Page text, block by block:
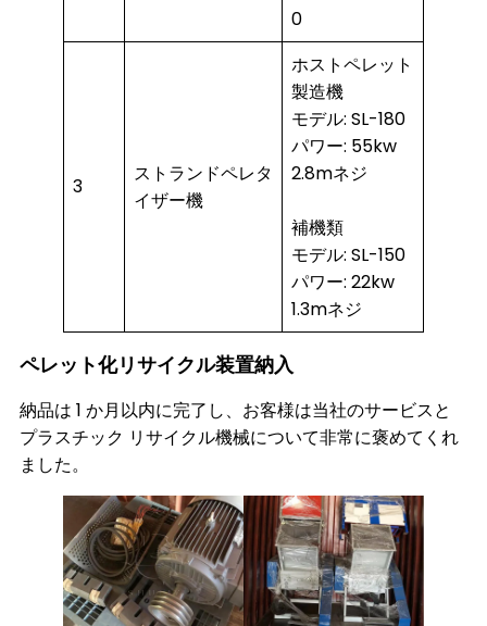
0
3
ストランドペレタ
イザー機
ホストペレット
製造機
モデル: SL-180
パワー: 55kw
2.8mネジ
補機類
モデル: SL-150
パワー: 22kw
1.3mネジ
ペレット化リサイクル装置納入
納品は 1 か月以内に完了し、お客様は当社のサービスと
プラスチック リサイクル機械について非常に褒めてくれ
ました。